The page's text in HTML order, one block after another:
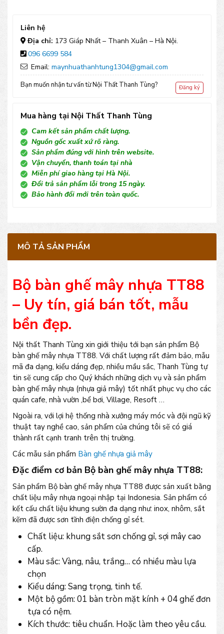
Liên hệ
Địa chỉ: 173 Giáp Nhất – Thanh Xuân – Hà Nội.
096 6699 584
Email: maynhuathanhtung1304@gmail.com
Bạn muốn nhận tư vấn từ Nội Thất Thanh Tùng? Đăng ký
Mua hàng tại Nội Thất Thanh Tùng
Cam kết sản phẩm chất lượng.
Nguồn gốc xuất xứ rõ ràng.
Sản phẩm đúng với hình trên website.
Vận chuyển, thanh toán tại nhà
Miễn phí giao hàng tại Hà Nội.
Đổi trả sản phẩm lỗi trong 15 ngày.
Bảo hành đổi mới trên toàn quốc.
MÔ TẢ SẢN PHẨM
Bộ bàn ghế mây nhựa TT88
– Uy tín, giá bán tốt, mẫu
bền đẹp.
Nội thất Thanh Tùng xin giới thiệu tới bạn sản phẩm Bộ
bàn ghế mây nhựa TT88. Với chất lượng rất đảm bảo, mẫu
mã đa dạng, kiểu dáng đẹp, nhiều mầu sắc, Thanh Tùng tự
tin sẽ cung cấp cho Quý khách những dịch vụ và sản phẩm
bàn ghế mây nhựa (nhựa giả mây) tốt nhất phục vụ cho các
quán cafe, nhà vườn ,bể bơi, Village, Resoft …
Ngoài ra, với lợi hệ thống nhà xưởng máy móc và đội ngũ kỹ
thuật tay nghề cao, sản phẩm của chúng tôi sẽ có giá
thành rất cạnh tranh trên thị trường.
Các mẫu sản phẩm Bàn ghế nhựa giả mây
Đặc điểm cơ bản Bộ bàn ghế mây nhựa TT88:
Sản phẩm Bộ bàn ghế mây nhựa TT88 được sản xuất bằng
chất liệu mây nhựa ngoại nhập tại Indonesia. Sản phẩm có
kết cấu chất liệu khung sườn đa dạng như: inox, nhôm, sắt
kẽm đã được sơn tĩnh điện chống gỉ sét.
Chất liệu: khung sắt sơn chống gỉ, sợi mây cao
cấp.
Màu sắc: Vàng, nâu, trắng… có nhiều màu lựa
chọn
Kiểu dáng: Sang trọng, tinh tế.
Một bộ gồm: 01 bàn tròn mặt kính + 04 ghế đơn
tựa có nệm.
Kích thước: tiêu chuẩn. Hoặc làm theo yêu cầu.